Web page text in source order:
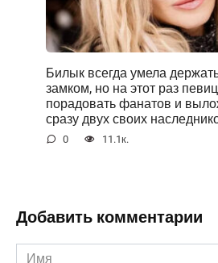
Билык всегда умела
замком, но на этот раз
порадовать фанатов и
сразу двух своих
0 11.1к.
Добавить комментарии
Имя